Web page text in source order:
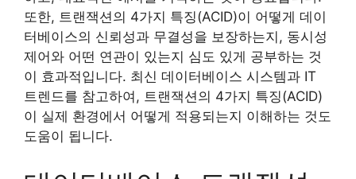
또한, 트랜잭션의 4가지 특징(ACID)이 어떻게 데이
터베이스의 신뢰성과 무결성을 보장하는지, 동시성
제어와 어떤 연관이 있는지 심도 있게 공부하는 것
이 효과적입니다. 최신 데이터베이스 시스템과 IT
트렌드를 참고하여, 트랜잭션의 4가지 특징(ACID)
이 실제 환경에서 어떻게 적용되는지 이해하는 것도
도움이 됩니다.